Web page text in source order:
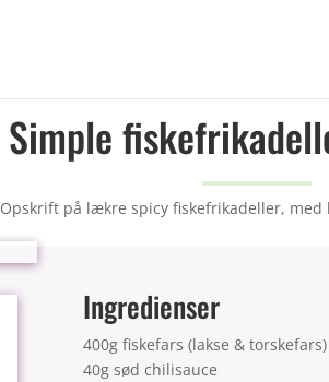
Simple
Opskrift på lækre spicy fiskefrikadeller, med
Ingredienser
400g fiskefars (lakse & torskefars)
40g sød chilisauce